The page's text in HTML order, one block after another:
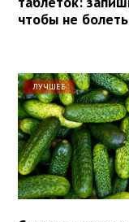
чтобы не болеть
ЛУЧШЕЕ